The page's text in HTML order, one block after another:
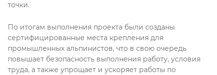
точки.
По итогам выполнения проекта были созданы
сертифицированные места крепления для
промышленных альпинистов, что в свою очередь
повышает безопасность выполнения работу, условия
труда, а также упрощает и ускоряет работы по